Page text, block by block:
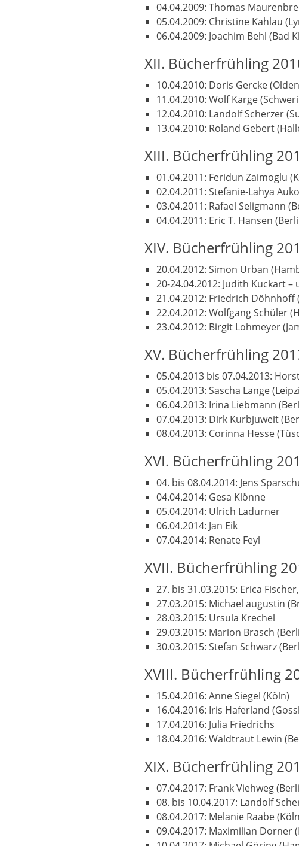
04.04.2009: Thomas
05.04.2009: Christine Kahlau
06.04.2009: Joachim Behl (Bad
XII. Bücherfrühling
10.04.2010: Doris Gercke
11.04.2010: Wolf Karge
12.04.2010: Landolf Scherzer
13.04.2010: Roland Gebert
XIII. Bücherfrühling
01.04.2011: Feridun Zaimoglu
02.04.2011: Stefanie-Lahya
03.04.2011: Rafael Seligmann
04.04.2011: Eric T. Hansen
XIV. Bücherfrühling
20.04.2012: Simon Urban
20-24.04.2012: Judith Kuckart
21.04.2012: Friedrich Döhnhoff
22.04.2012: Wolfgang Schüler
23.04.2012: Birgit Lohmeyer
XV. Bücherfrühling
05.04.2013 bis 07.04.2013:
05.04.2013: Sascha Lange
06.04.2013: Irina Liebmann
07.04.2013: Dirk Kurbjuweit
08.04.2013: Corinna Hesse
XVI. Bücherfrühling
04. bis 08.04.2014: Jens
04.04.2014: Gesa Klönne
05.04.2014: Ulrich Ladurner
06.04.2014: Jan Eik
07.04.2014: Renate Feyl
XVII. Bücherfrühling
27. bis 31.03.2015: Erica
27.03.2015: Michael augustin
28.03.2015: Ursula Krechel
29.03.2015: Marion Brasch
30.03.2015: Stefan Schwarz
XVIII. Bücherfrühling
15.04.2016: Anne Siegel (Köln)
16.04.2016: Iris Haferland
17.04.2016: Julia Friedrichs
18.04.2016: Waldtraut Lewin
XIX. Bücherfrühling
07.04.2017: Frank Viehweg
08. bis 10.04.2017: Landolf
08.04.2017: Melanie Raabe (Köln
09.04.2017: Maximilian Dorner